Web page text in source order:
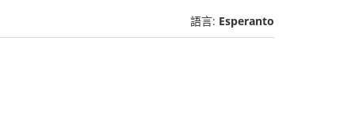
語言: Esperanto